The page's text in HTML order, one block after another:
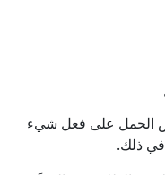
الحمل على فعل شيء
في ذلك.